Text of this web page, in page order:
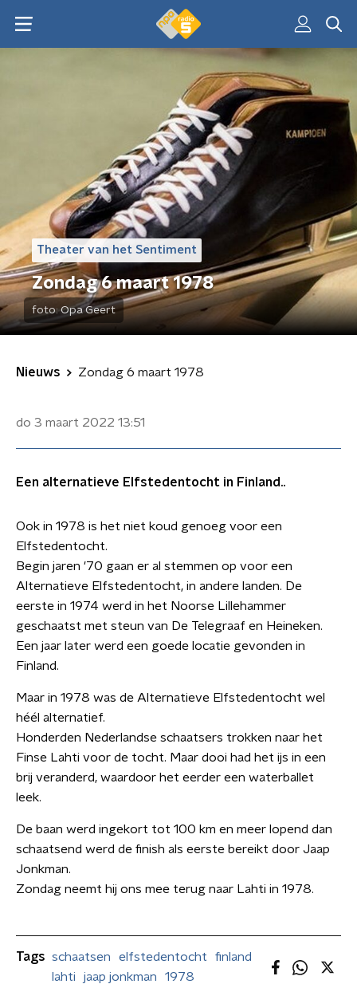
Theater van het Sentiment
Zondag 6 maart 1978
foto:Opa Geert
Nieuws Zondag 6 maart 1978
do 3 maart 2022 13:51
Een alternatieve Elfstedentocht in Finland..
Ook in 1978 is het niet koud genoeg voor een
Elfstedentocht.
Begin jaren '70 gaan er al stemmen op voor een
Alternatieve Elfstedentocht, in andere landen. De
eerste in 1974 werd in het Noorse Lillehammer
geschaatst met steun van De Telegraaf en Heineken.
Een jaar later werd een goede locatie gevonden in
Finland.
Maar in 1978 was de Alternatieve Elfstedentocht wel
héél alternatief.
Honderden Nederlandse schaatsers trokken naar het
Finse Lahti voor de tocht. Maar dooi had het ijs in een
brij veranderd, waardoor het eerder een waterballet
leek.
De baan werd ingekort tot 100 km en meer lopend dan
schaatsend werd de finish als eerste bereikt door Jaap
Jonkman.
Zondag neemt hij ons mee terug naar Lahti in 1978.
Tags schaatsen elfstedentocht
finland
lahti
jaap jonkman
1978